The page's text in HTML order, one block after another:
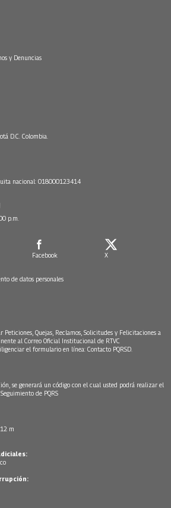
y Denuncias
D.C. Colombia.
nacional: 018000123414
p.m.
Facebook X
de datos personales
Peticiones, Quejas, Reclamos, Solicitudes y Felicitaciones a
al Correo Oficial Institucional de RTVC
el formulario en línea: Contacto PQRSD.
se generará un código con el cual usted podrá realizar el
Seguimiento de PQRS
m